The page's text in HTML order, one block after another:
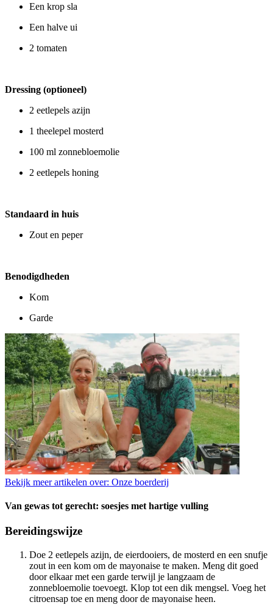
Een krop sla
Een halve ui
2 tomaten
Dressing (optioneel)
2 eetlepels azijn
1 theelepel mosterd
100 ml zonnebloemolie
2 eetlepels honing
Standaard in huis
Zout en peper
Benodigdheden
Kom
Garde
Bekijk meer artikelen over: Onze boerderij
Van gewas tot gerecht: soesjes met hartige vulling
Bereidingswijze
Doe 2 eetlepels azijn, de eierdooiers, de mosterd en een snufje
zout in een kom om de mayonaise te maken. Meng dit goed
door elkaar met een garde terwijl je langzaam de
zonnebloemolie toevoegt. Klop tot een dik mengsel. Voeg het
citroensap toe en meng door de mayonaise heen.